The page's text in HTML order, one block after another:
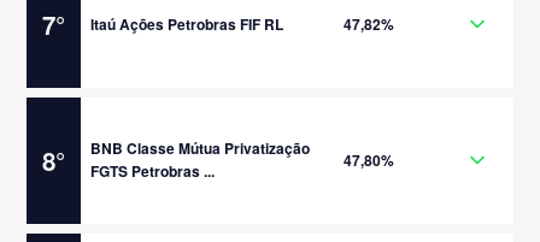
7° Itaú Ações Petrobras FIF RL 47,82%
8°
BNB Classe Mútua Privatização
FGTS Petrobras ...
47,80%